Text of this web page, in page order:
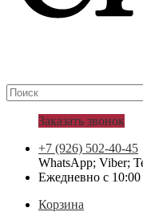
Заказать звонок
+7 (926) 502-40-45
WhatsApp; Viber;
Ежедневно с 10:00
Корзина